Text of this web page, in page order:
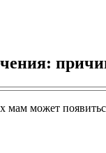
мам может